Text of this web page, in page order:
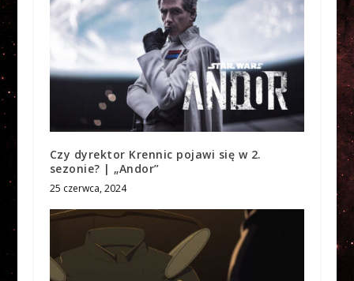
Czy dyrektor Krennic pojawi się w 2.
sezonie? | „Andor”
25 czerwca, 2024